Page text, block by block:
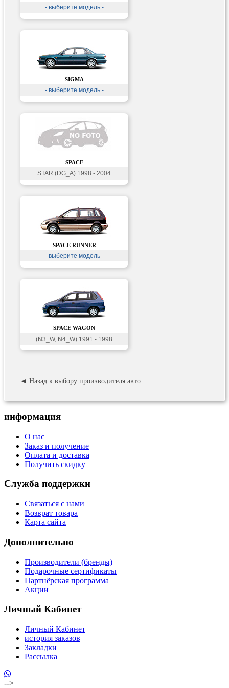
- выберите модель -
SIGMA
- выберите модель -
SPACE
STAR (DG_A) 1998 - 2004
SPACE RUNNER
- выберите модель -
SPACE WAGON
(N3_W, N4_W) 1991 - 1998
◄ Назад к выбору производителя авто
информация
О нас
Заказ и получение
Оплата и доставка
Получить скидку
Служба поддержки
Связаться с нами
Возврат товара
Карта сайта
Дополнительно
Производители (бренды)
Подарочные сертификаты
Партнёрская программа
Акции
Личный Кабинет
Личный Кабинет
история заказов
Закладки
Рассылка
-->